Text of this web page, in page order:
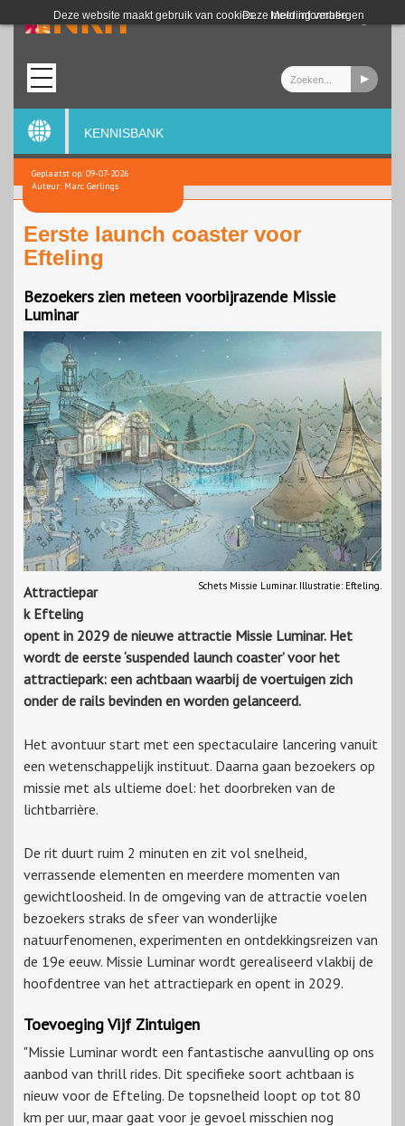
Deze website maakt gebruik van cookies. Meer informatie
Deze melding verbergen
Login
KENNISBANK
Geplaatst op: 09-07-2026
Auteur: Marc Gerlings
Eerste launch coaster voor
Efteling
Bezoekers zien meteen voorbijrazende Missie
Luminar
Schets Missie Luminar. Illustratie: Efteling.
Attractiepar
k Efteling
opent in 2029 de nieuwe attractie Missie Luminar. Het
wordt de eerste ‘suspended launch coaster’ voor het
attractiepark: een achtbaan waarbij de voertuigen zich
onder de rails bevinden en worden gelanceerd.
Het avontuur start met een spectaculaire lancering vanuit
een wetenschappelijk instituut. Daarna gaan bezoekers op
missie met als ultieme doel: het doorbreken van de
lichtbarrière.
De rit duurt ruim 2 minuten en zit vol snelheid,
verrassende elementen en meerdere momenten van
gewichtloosheid. In de omgeving van de attractie voelen
bezoekers straks de sfeer van wonderlijke
natuurfenomenen, experimenten en ontdekkingsreizen van
de 19e eeuw. Missie Luminar wordt gerealiseerd vlakbij de
hoofdentree van het attractiepark en opent in 2029.
Toevoeging Vijf Zintuigen
"Missie Luminar wordt een fantastische aanvulling op ons
aanbod van thrill rides. Dit specifieke soort achtbaan is
nieuw voor de Efteling. De topsnelheid loopt op tot 80
km per uur, maar gaat voor je gevoel misschien nog